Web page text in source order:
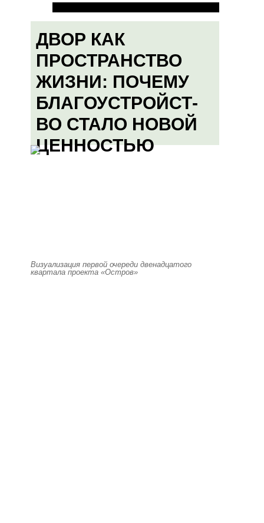
ДВОР КАК
ПРОСТРАНСТВО
ЖИЗНИ: ПОЧЕМУ
БЛАГОУСТРОЙСТ-
ВО СТАЛО НОВОЙ
ЦЕННОСТЬЮ
Визуализация первой очереди двенадцатого
квартала проекта «Остров»